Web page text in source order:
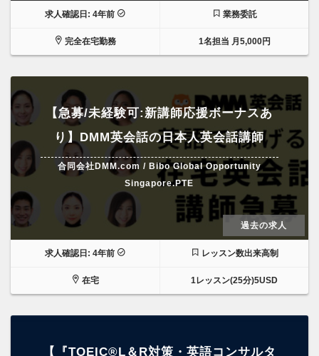
求人確認日: 4年前 業務委託
完全在宅勤務 1名担当 月5,000円
【急募/未経験可:新講師応援ボーナスあ
り】DMM英会話の日本人英会話講師
合同会社DMM.com / Bibo Global Opportunity
Singapore.PTE
過去の求人
求人確認日: 4年前 レッスン数出来高制
在宅 1レッスン(25分)5USD
【『TOEIC®L＆R対策・英語コンサルタ